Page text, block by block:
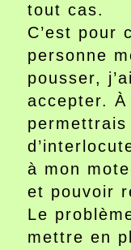
tout cas.
C’est pour
personne
pousser,
accepter.
à mon
et pouvoir
Le
mettre en